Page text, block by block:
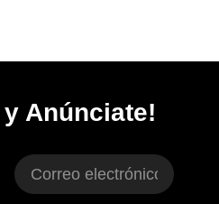
y Anúnciate!